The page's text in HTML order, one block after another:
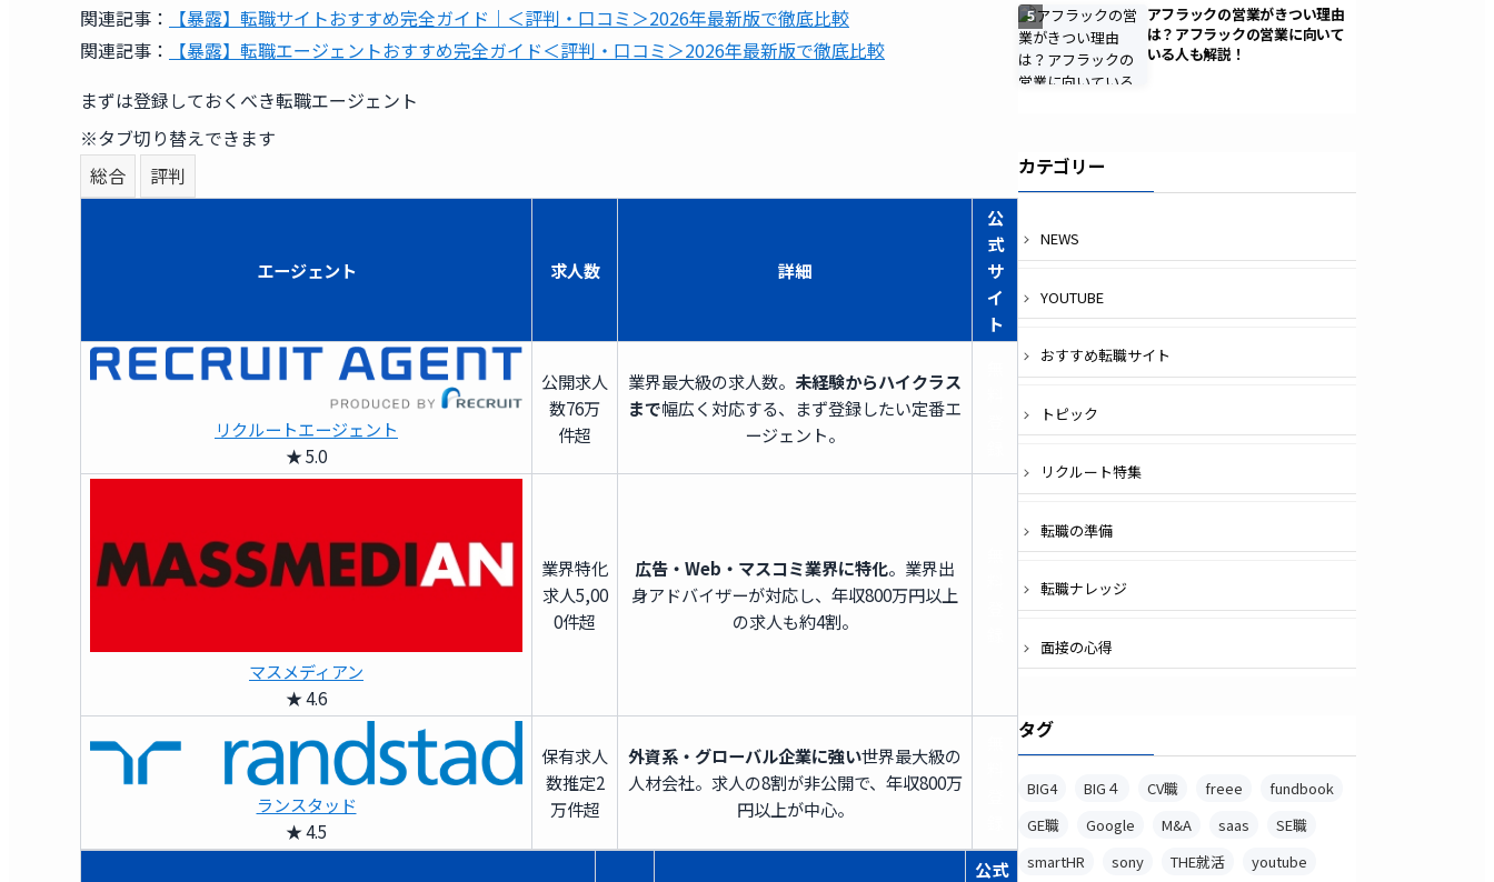
関連記事：
【暴露】転職サイトおすすめ完全ガイド｜＜評判・口コミ＞2026年最新版で徹底比較
関連記事：
【暴露】転職エージェントおすすめ完全ガイド＜評判・口コミ＞2026年最新版で徹底比較
まずは登録しておくべき転職エージェント
※タブ切り替えできます
総合
評判
エージェント 求人数 詳細
公
式
サ
イ
ト
リクルートエージェント
★ 5.0
公開求人
数76万
件超
業界最大級の求人数。 未経験からハイクラス
まで幅広く対応する、まず登録したい定番エ
ージェント。
マスメディアン
★ 4.6
業界特化
求人5,00
0件超
広告・Web・マスコミ業界に特化。業界出
身アドバイザーが対応し、年収800万円以上
の求人も約4割。
ランスタッド
★ 4.5
保有求人
数推定2
万件超
外資系・グローバル企業に強い世界最大級の
人材会社。求人の8割が非公開で、年収800万
円以上が中心。
公式
5
アフラックの営業がきつい理由
は？アフラックの営業に向いて
いる人も解説！
カテゴリー
NEWS
YOUTUBE
おすすめ転職サイト
トピック
リクルート特集
転職の準備
転職ナレッジ
面接の心得
タグ
BIG4 BIG４ CV職 freee
fundbook
GE職
Google M&A saas
SE職
smartHR
sony THE就活
youtube